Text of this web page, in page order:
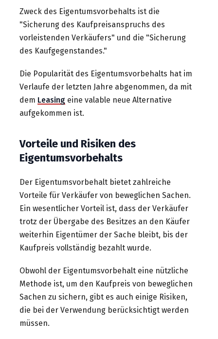
Zweck des Eigentumsvorbehalts ist die
"Sicherung des Kaufpreisanspruchs des
vorleistenden Verkäufers" und die "Sicherung
des Kaufgegenstandes."
Die Popularität des Eigentumsvorbehalts hat im
Verlaufe der letzten Jahre abgenommen, da mit
dem Leasing eine valable neue Alternative
aufgekommen ist.
Vorteile und Risiken des
Eigentumsvorbehalts
Der Eigentumsvorbehalt bietet zahlreiche
Vorteile für Verkäufer von beweglichen Sachen.
Ein wesentlicher Vorteil ist, dass der Verkäufer
trotz der Übergabe des Besitzes an den Käufer
weiterhin Eigentümer der Sache bleibt, bis der
Kaufpreis vollständig bezahlt wurde.
Obwohl der Eigentumsvorbehalt eine nützliche
Methode ist, um den Kaufpreis von beweglichen
Sachen zu sichern, gibt es auch einige Risiken,
die bei der Verwendung berücksichtigt werden
müssen.